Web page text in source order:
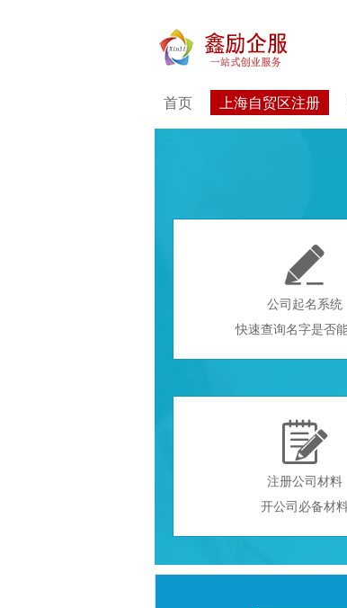
首页 上海自贸区注册

公司起名系统
快速查询名字是否

注册公司材料
开公司必备材